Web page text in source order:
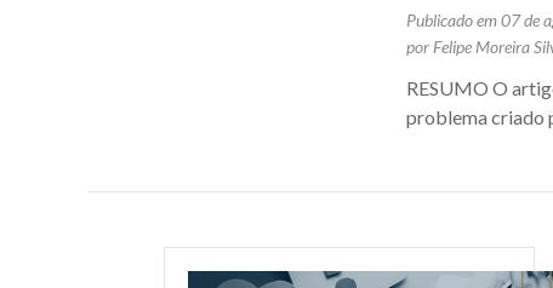
Publicado em 07 de
por Felipe Moreira
RESUMO O
problema criado